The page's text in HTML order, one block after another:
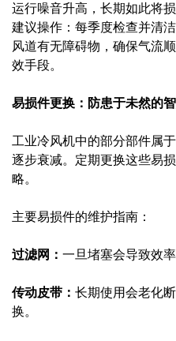
运行噪音升高，长期如此将损
建议操作：每季度检查并清
风道有无障碍物，确保气流
效手段。
易损件更换：防患于未然的
工业冷风机中的部分部件属
逐步衰减。定期更换这些易
略。
主要易损件的维护指南：
过滤网： 一旦堵塞会导致效
传动皮带： 长期使用会老化
换。